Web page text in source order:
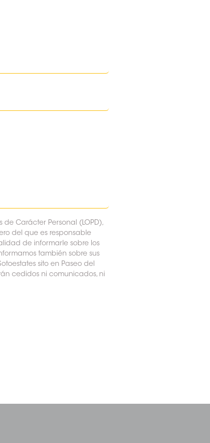
Carácter Personal (LOPD),
del que es responsable
de informarle sobre los
también sobre sus
sito en Paseo del
cedidos ni comunicados, ni